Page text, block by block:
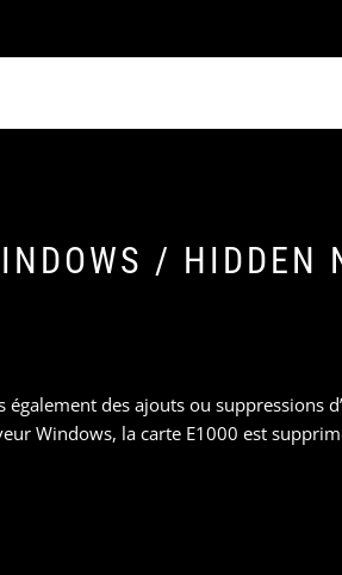
/ HIDDEN
des ajouts ou suppressions
Windows, la carte E1000 est